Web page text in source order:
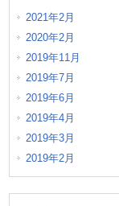
2021年2月
2020年2月
2019年11月
2019年7月
2019年6月
2019年4月
2019年3月
2019年2月